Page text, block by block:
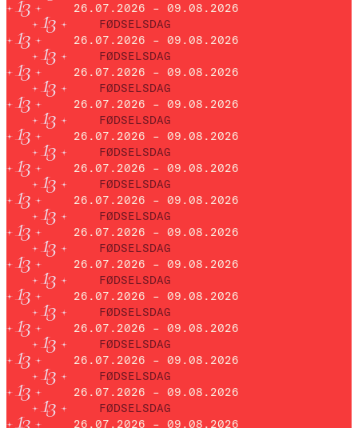
26.07.2026 – 09.08.2026
FØDSELSDAG
26.07.2026 – 09.08.2026
FØDSELSDAG
26.07.2026 – 09.08.2026
FØDSELSDAG
26.07.2026 – 09.08.2026
FØDSELSDAG
26.07.2026 – 09.08.2026
FØDSELSDAG
26.07.2026 – 09.08.2026
FØDSELSDAG
26.07.2026 – 09.08.2026
FØDSELSDAG
26.07.2026 – 09.08.2026
FØDSELSDAG
26.07.2026 – 09.08.2026
FØDSELSDAG
26.07.2026 – 09.08.2026
FØDSELSDAG
26.07.2026 – 09.08.2026
FØDSELSDAG
26.07.2026 – 09.08.2026
FØDSELSDAG
26.07.2026 – 09.08.2026
FØDSELSDAG
26.07.2026 – 09.08.2026